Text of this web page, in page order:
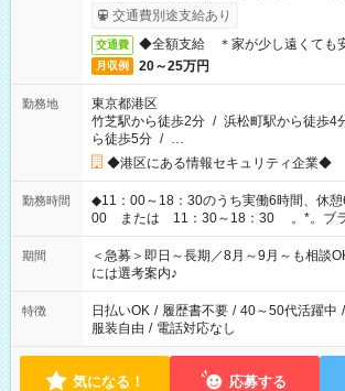
交通費別途支給あり
交通費 ◆全額支給 ＊家が少し遠くても
月収例 20～25万円
勤務地
東京都港区
竹芝駅から徒歩2分 / 浜松町駅から徒歩4
ら徒歩5分 / …
◆港区にある情報セキュリティ企業◆
勤務時間
◆11：00～18：30のうち実働6時間、休
00 または 11：30～18：30 。*。ブランクOK！。*。 例え
ば前職が、 在宅/財団法人/事務/コールセ
スタッフ スイーツ販売/ホテルフロント/
業界から入社して活躍されています♪
期間
＜急募＞即日～長期／8月～9月～も相談
には選考案内♪
特徴 日払いOK / 履歴書不要 / 40～50代活躍中 /
服装自由 / 電話対応なし
気になる！ 応募する